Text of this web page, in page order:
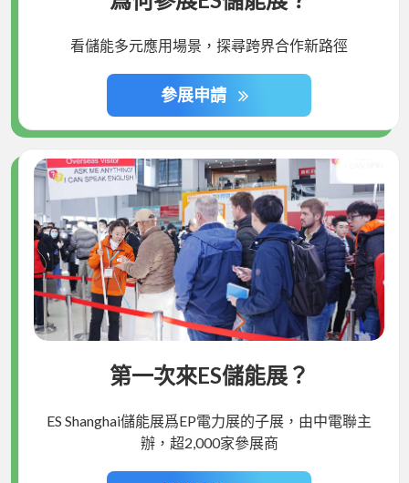
看儲能多元應用場景，探尋跨界合作新路徑
參展申請
第一次來ES儲能展？
ES Shanghai儲能展爲EP電力展的子展，由中電聯主
辦，超2,000家參展商